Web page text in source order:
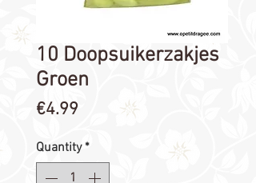
10 Doopsuikerzakjes
Groen
€4.99
Quantity *